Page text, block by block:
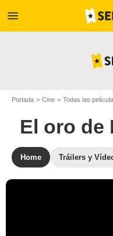
menu
Portada Cine Todas las
El oro de
Home Tráilers y